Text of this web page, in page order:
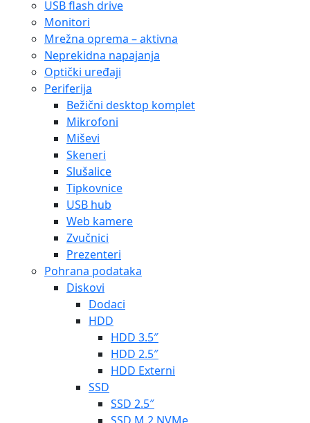
USB flash drive
Monitori
Mrežna oprema – aktivna
Neprekidna napajanja
Optički uređaji
Periferija
Bežični desktop komplet
Mikrofoni
Miševi
Skeneri
Slušalice
Tipkovnice
USB hub
Web kamere
Zvučnici
Prezenteri
Pohrana podataka
Diskovi
Dodaci
HDD
HDD 3.5″
HDD 2.5″
HDD Externi
SSD
SSD 2.5″